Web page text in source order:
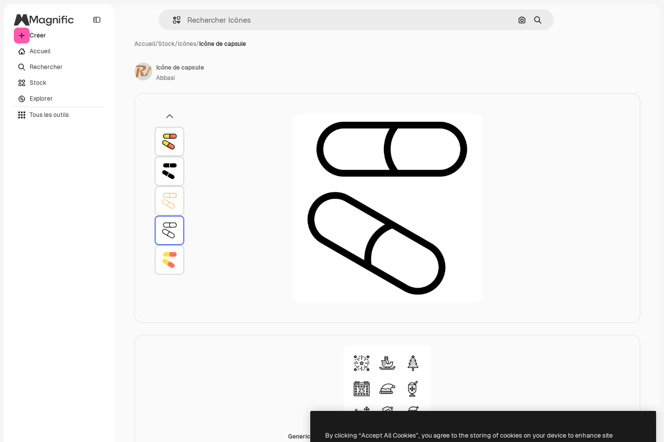
Créer
Accueil
Rechercher
Stock
Explorer
Tous les outils
Rechercher par image
Rechercher
Accueil/Stock/Icônes/Icône de capsule
Generic black outline
Icône de capsule
Abbasi
By clicking “Accept All Cookies”, you agree to the storing of cookies on your device to enhance site